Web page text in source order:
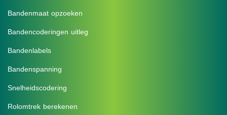
Bandenmaat opzoeken
Bandencoderingen uitleg
Bandenlabels
Bandenspanning
Snelheidscodering
Rolomtrek berekenen